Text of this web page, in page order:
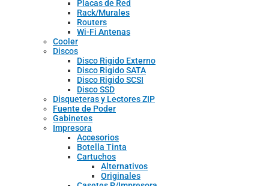
Placas de Red
Rack/Murales
Routers
Wi-Fi Antenas
Cooler
Discos
Disco Rigido Externo
Disco Rigido SATA
Disco Rigido SCSI
Disco SSD
Disqueteras y Lectores ZIP
Fuente de Poder
Gabinetes
Impresora
Accesorios
Botella Tinta
Cartuchos
Alternativos
Originales